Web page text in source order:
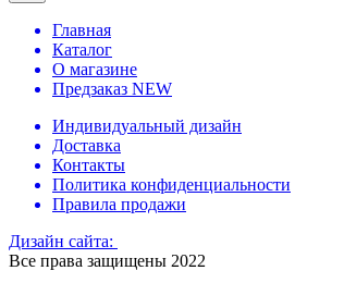
Главная
Каталог
О магазине
Предзаказ NEW
Индивидуальный дизайн
Доставка
Контакты
Политика конфиденциальности
Правила продажи
Дизайн сайта:
Все права защищены 2022